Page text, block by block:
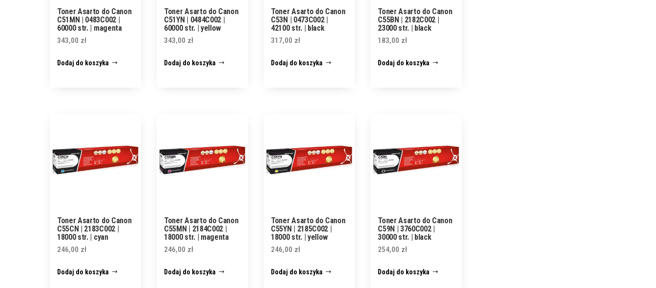
Toner Asarto do Canon
C51MN | 0483C002 |
60000 str. | magenta
343,00 zł
Dodaj do koszyka
Toner Asarto do Canon
C51YN | 0484C002 |
60000 str. | yellow
343,00 zł
Dodaj do koszyka
Toner Asarto do Canon
C53N | 0473C002 |
42100 str. | black
317,00 zł
Dodaj do koszyka
Toner Asarto do Canon
C55BN | 2182C002 |
23000 str. | black
183,00 zł
Dodaj do koszyka
Toner Asarto do Canon
C55CN | 2183C002 |
18000 str. | cyan
246,00 zł
Dodaj do koszyka
Toner Asarto do Canon
C55MN | 2184C002 |
18000 str. | magenta
246,00 zł
Dodaj do koszyka
Toner Asarto do Canon
C55YN | 2185C002 |
18000 str. | yellow
246,00 zł
Dodaj do koszyka
Toner Asarto do Canon
C59N | 3760C002 |
30000 str. | black
254,00 zł
Dodaj do koszyka